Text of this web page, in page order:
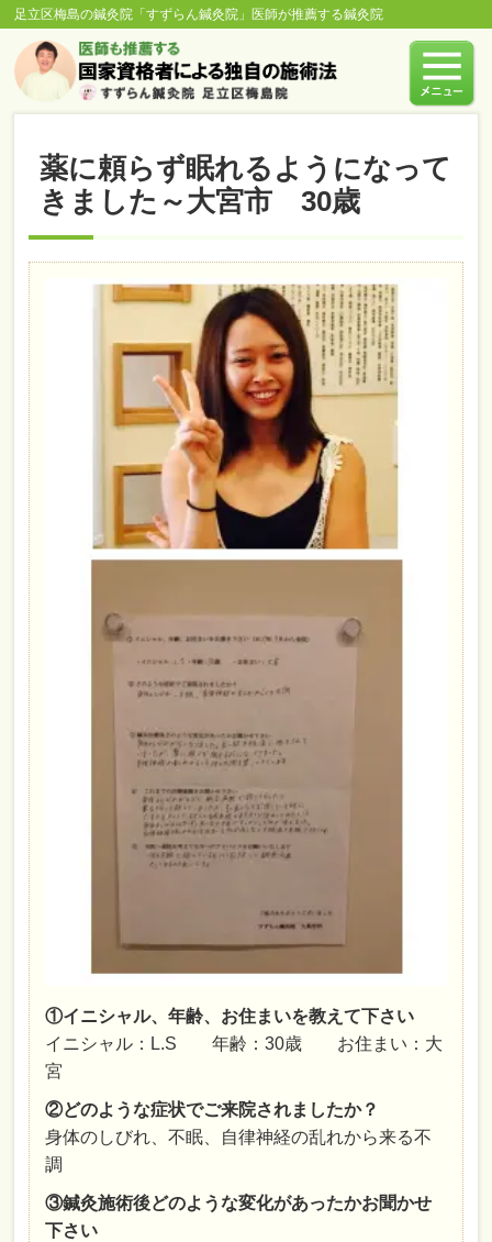
足立区梅島の鍼灸院「すずらん鍼灸院」医師が推薦する鍼灸院
薬に頼らず眠れるようになって
きました～大宮市 30歳
①イニシャル、年齢、お住まいを教えて下さい
イニシャル：L.S 年齢：30歳 お住まい：大
宮
②どのような症状でご来院されましたか？
身体のしびれ、不眠、自律神経の乱れから来る不
調
③鍼灸施術後どのような変化があったかお聞かせ
下さい